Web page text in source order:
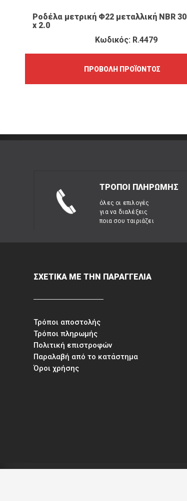
Ροδέλα μετρική Φ22 μεταλλική NBR 30
x 2.0
Κωδικός: R.4479
ΠΡΟΒΟΛΉ ΠΡΟΪΌΝΤΟΣ
ΤΡΟΠΟΙ ΠΛΗΡΩΜΗΣ
όλες οι επιλογές
για να διαλέξεις
ποια σου ταιριάζει
ΣΧΕΤΙΚΑ ΜΕ ΤΗΝ ΠΑΡΑΓΓΕΛΙΑ
Τρόποι αποστολής
Τρόποι πληρωμής
Πολιτική επιστροφών
Παραλαβή από το κατάστημα
Όροι χρήσης